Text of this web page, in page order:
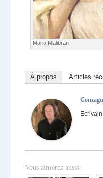
Maria Malibran
À propos Articles
Vous aimerez aussi: